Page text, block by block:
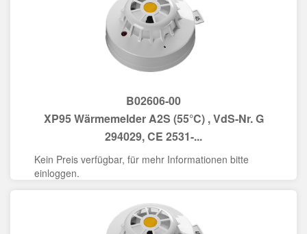
B02606-00
XP95 Wärmemelder A2S (55°C) , VdS-Nr. G
294029, CE 2531-...
Kein Preis verfügbar, für mehr Informationen bitte
einloggen.